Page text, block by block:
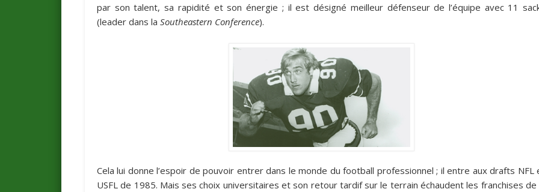
par son talent, sa rapidité et son énergie ; il est désigné meilleur défenseur de l’équipe avec 11
(leader dans la Southeastern Conference).
Cela lui donne l’espoir de pouvoir entrer dans le monde du football professionnel ; il entre aux drafts NFL
USFL de 1985. Mais ses choix universitaires et son retour tardif sur le terrain échaudent les franchises de